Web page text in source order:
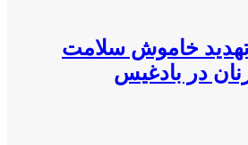
خاموش سلامت
در بادغیس